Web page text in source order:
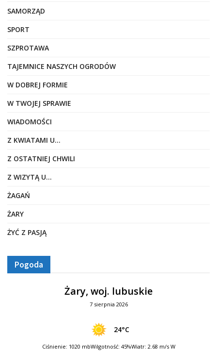
SAMORZĄD
SPORT
SZPROTAWA
TAJEMNICE NASZYCH OGRODÓW
W DOBREJ FORMIE
W TWOJEJ SPRAWIE
WIADOMOŚCI
Z KWIATAMI U…
Z OSTATNIEJ CHWILI
Z WIZYTĄ U…
ŻAGAŃ
ŻARY
ŻYĆ Z PASJĄ
Pogoda
Żary, woj. lubuskie
7 sierpnia 2026
24°C
Ciśnienie: 1020 mbWilgotność: 45%Wiatr: 2.68 m/s W